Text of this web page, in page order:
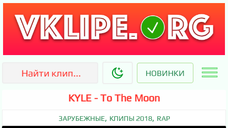
НОВИНКИ
KYLE - To The Moon
ЗАРУБЕЖНЫЕ, КЛИПЫ 2018, RAP